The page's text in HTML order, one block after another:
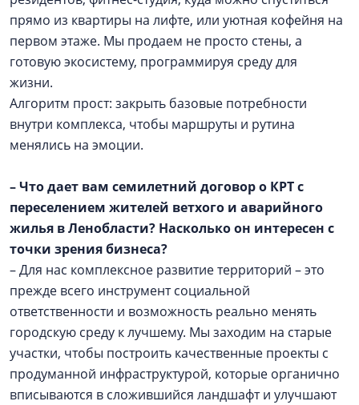
прямо из квартиры на лифте, или уютная кофейня на
первом этаже. Мы продаем не просто стены, а
готовую экосистему, программируя среду для
жизни.
Алгоритм прост: закрыть базовые потребности
внутри комплекса, чтобы маршруты и рутина
менялись на эмоции.
– Что дает вам семилетний договор о КРТ с
переселением жителей ветхого и аварийного
жилья в Ленобласти? Насколько он интересен с
точки зрения бизнеса?
– Для нас комплексное развитие территорий – это
прежде всего инструмент социальной
ответственности и возможность реально менять
городскую среду к лучшему. Мы заходим на старые
участки, чтобы построить качественные проекты с
продуманной инфраструктурой, которые органично
вписываются в сложившийся ландшафт и улучшают